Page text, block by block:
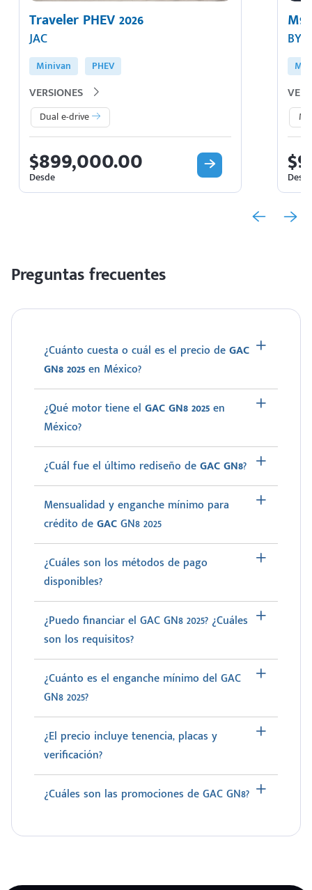
Traveler PHEV 2026
JAC
Minivan PHEV
VERSIONES
Dual e-drive
$899,000.00
Desde
M9
BYD
Preguntas frecuentes
¿Cuánto cuesta o cuál es el precio deGAC
GN8 2025en México?
¿Qué motor tiene el GAC GN8 2025en
México?
¿Cuál fue el último rediseño deGAC GN8?
Mensualidad y enganche mínimo para
crédito deGACGN8 2025
¿Cuáles son los métodos de pago
disponibles?
¿Puedo financiar el GAC GN8 2025? ¿Cuáles
son los requisitos?
¿Cuánto es el enganche mínimo del GAC
GN8 2025?
¿El precio incluye tenencia, placas y
verificación?
¿Cuáles son las promociones de GAC GN8?